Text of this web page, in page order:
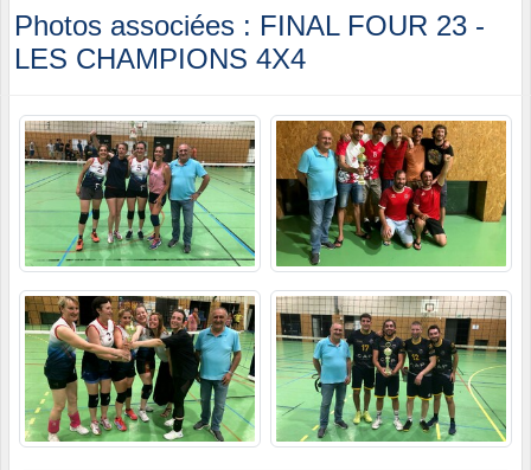
Photos associées : FINAL FOUR 23 -
LES CHAMPIONS 4X4